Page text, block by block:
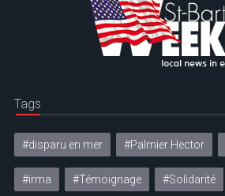
Tags
#disparu en mer #Palmier Hector
#irma #Témoignage #Solidarité